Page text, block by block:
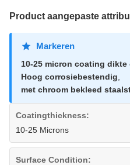
Product aangepaste
Markeren
10-25 micron coating
Hoog corrosiebestendig
met chroom bekleed
Coatingthickness:
10-25 Microns
Surface Condition: